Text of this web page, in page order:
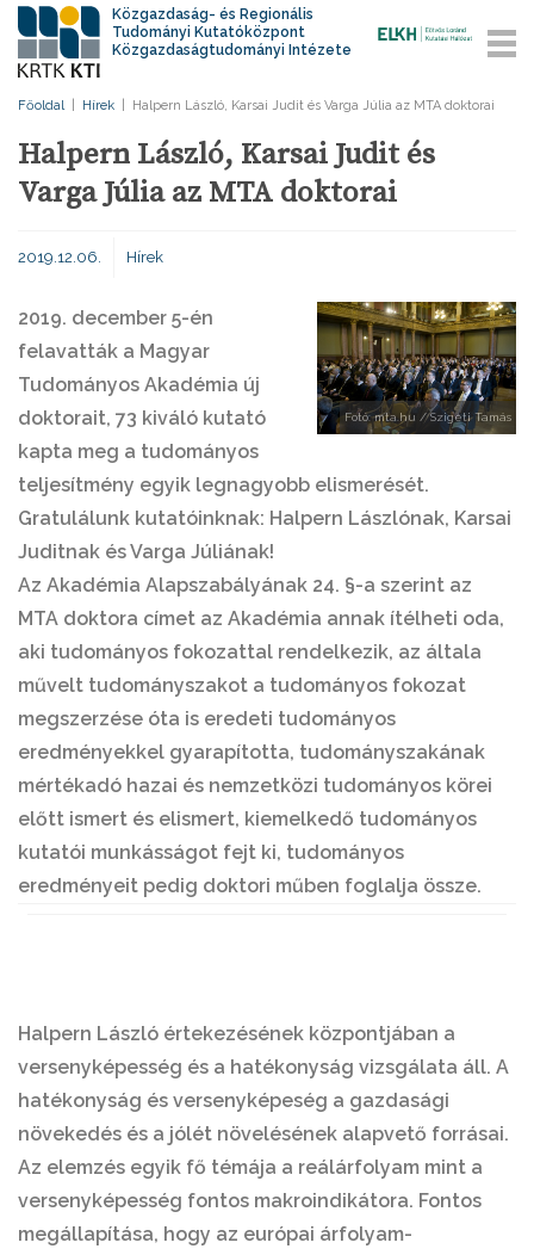
Közgazdaság- és Regionális
Tudományi Kutatóközpont
Közgazdaságtudományi Intézete
Főoldal Hírek Halpern László, Karsai Judit és Varga Júlia az MTA doktorai
Halpern László, Karsai Judit és
Varga Júlia az MTA doktorai
2019.12.06. Hírek
Fotó: mta.hu / Szigeti Tamás
2019. december 5-én
felavatták a Magyar
Tudományos Akadémia új
doktorait, 73 kiváló kutató
kapta meg a tudományos
teljesítmény egyik legnagyobb elismerését.
Gratulálunk kutatóinknak: Halpern Lászlónak, Karsai
Juditnak és Varga Júliának!
Az Akadémia Alapszabályának 24. §-a szerint az
MTA doktora címet az Akadémia annak ítélheti oda,
aki tudományos fokozattal rendelkezik, az általa
művelt tudományszakot a tudományos fokozat
megszerzése óta is eredeti tudományos
eredményekkel gyarapította, tudományszakának
mértékadó hazai és nemzetközi tudományos körei
előtt ismert és elismert, kiemelkedő tudományos
kutatói munkásságot fejt ki, tudományos
eredményeit pedig doktori műben foglalja össze.
Halpern László értekezésének központjában a
versenyképesség és a hatékonyság vizsgálata áll. A
hatékonyság és versenyképeség a gazdasági
növekedés és a jólét növelésének alapvető forrásai.
Az elemzés egyik fő témája a reálárfolyam mint a
versenyképesség fontos makroindikátora. Fontos
megállapítása, hogy az európai árfolyam-